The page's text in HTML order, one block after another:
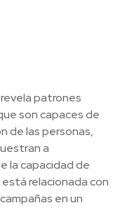
patrones
son capaces de
de las personas,
a
la capacidad de
relacionada con
en un